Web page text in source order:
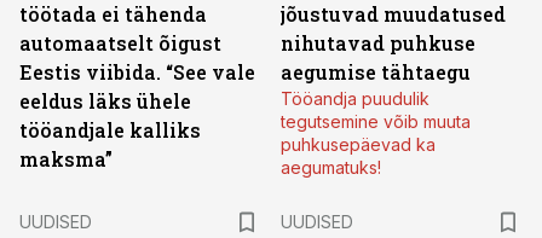
töötada ei tähenda
automaatselt õigust
Eestis viibida. “See vale
eeldus läks ühele
tööandjale kalliks
maksma”
jõustuvad muudatused
nihutavad puhkuse
aegumise tähtaegu
Tööandja puudulik
tegutsemine võib muuta
puhkusepäevad ka
aegumatuks!
UUDISED
UUDISED